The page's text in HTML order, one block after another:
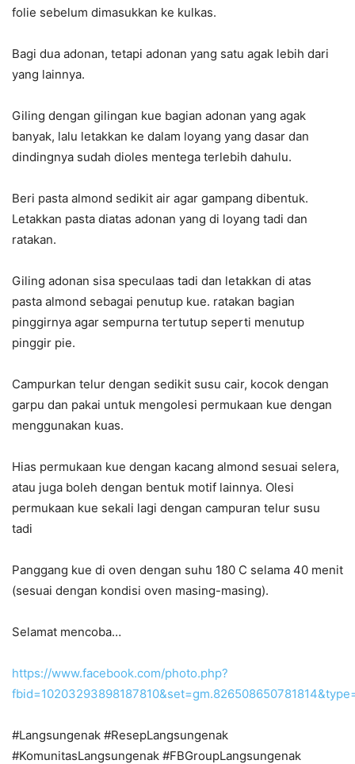
folie sebelum dimasukkan ke kulkas.
Bagi dua adonan, tetapi adonan yang satu agak lebih dari
yang lainnya.
Giling dengan gilingan kue bagian adonan yang agak
banyak, lalu letakkan ke dalam loyang yang dasar dan
dindingnya sudah dioles mentega terlebih dahulu.
Beri pasta almond sedikit air agar gampang dibentuk.
Letakkan pasta diatas adonan yang di loyang tadi dan
ratakan.
Giling adonan sisa speculaas tadi dan letakkan di atas
pasta almond sebagai penutup kue. ratakan bagian
pinggirnya agar sempurna tertutup seperti menutup
pinggir pie.
Campurkan telur dengan sedikit susu cair, kocok dengan
garpu dan pakai untuk mengolesi permukaan kue dengan
menggunakan kuas.
Hias permukaan kue dengan kacang almond sesuai selera,
atau juga boleh dengan bentuk motif lainnya. Olesi
permukaan kue sekali lagi dengan campuran telur susu
tadi
Panggang kue di oven dengan suhu 180 C selama 40 menit
(sesuai dengan kondisi oven masing-masing).
Selamat mencoba…
https://www.facebook.com/photo.php?
#Langsungenak #ResepLangsungenak
#KomunitasLangsungenak #FBGroupLangsungenak